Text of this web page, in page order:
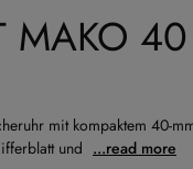
MAKO 40
mit kompaktem 40-
und ...read more